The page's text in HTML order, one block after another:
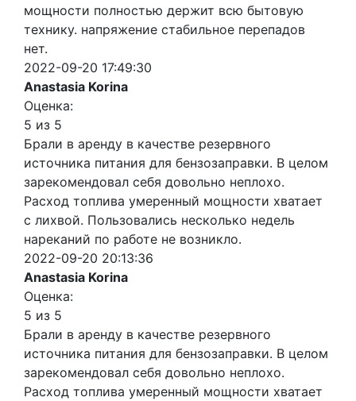
мощности полностью держит всю бытовую
технику. напряжение стабильное перепадов
нет.
2022-09-20 17:49:30
Anastasia Korina
Оценка:
5 из 5
Брали в аренду в качестве резервного
источника питания для бензозаправки. В целом
зарекомендовал себя довольно неплохо.
Расход топлива умеренный мощности хватает
с лихвой. Пользовались несколько недель
нареканий по работе не возникло.
2022-09-20 20:13:36
Anastasia Korina
Оценка:
5 из 5
Брали в аренду в качестве резервного
источника питания для бензозаправки. В целом
зарекомендовал себя довольно неплохо.
Расход топлива умеренный мощности хватает